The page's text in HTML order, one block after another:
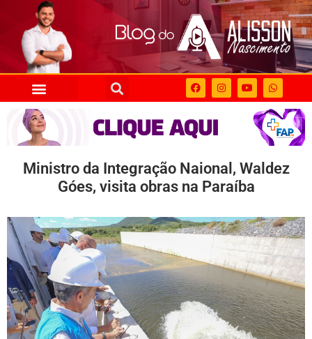
Ministro da Integração Naional, Waldez
Góes, visita obras na Paraíba